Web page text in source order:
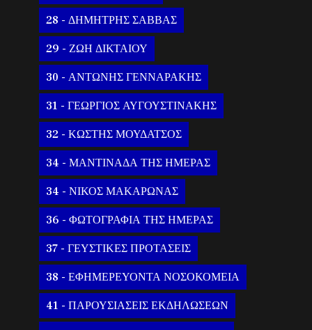
28 - ΔΗΜΗΤΡΗΣ ΣΑΒΒΑΣ
29 - ΖΩΗ ΔΙΚΤΑΙΟΥ
30 - ΑΝΤΩΝΗΣ ΓΕΝΝΑΡΑΚΗΣ
31 - ΓΕΩΡΓΙΟΣ ΑΥΓΟΥΣΤΙΝΑΚΗΣ
32 - ΚΩΣΤΗΣ ΜΟΥΔΑΤΣΟΣ
34 - ΜΑΝΤΙΝΑΔΑ ΤΗΣ ΗΜΕΡΑΣ
34 - ΝΙΚΟΣ ΜΑΚΑΡΩΝΑΣ
36 - ΦΩΤΟΓΡΑΦΙΑ ΤΗΣ ΗΜΕΡΑΣ
37 - ΓΕΥΣΤΙΚΕΣ ΠΡΟΤΑΣΕΙΣ
38 - ΕΦΗΜΕΡΕΥΟΝΤΑ ΝΟΣΟΚΟΜΕΙΑ
41 - ΠΑΡΟΥΣΙΑΣΕΙΣ ΕΚΔΗΛΩΣΕΩΝ